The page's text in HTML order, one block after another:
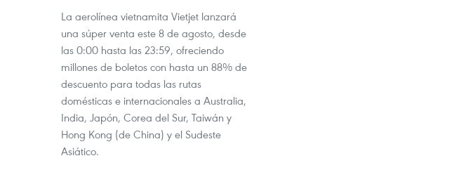
La aerolínea vietnamita Vietjet lanzará
una súper venta este 8 de agosto, desde
las 0:00 hasta las 23:59, ofreciendo
millones de boletos con hasta un 88% de
descuento para todas las rutas
domésticas e internacionales a Australia,
India, Japón, Corea del Sur, Taiwán y
Hong Kong (de China) y el Sudeste
Asiático.